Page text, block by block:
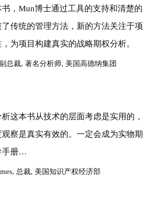
，Mun博士通过工具的支持和清楚的
传统的管理方法，新的方法关注于项
为项目构建真实的战略期权分析。
总裁, 著名分析师, 美国高德纳集团
这本书从技术的层面考虑是实用的，
察是真实有效的。一定会成为实物期
手册…
总裁, 美国知识产权经济部